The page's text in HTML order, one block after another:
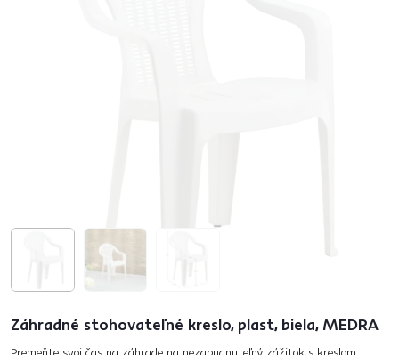
Záhradné stohovateľné kreslo, plast, biela, MEDRA